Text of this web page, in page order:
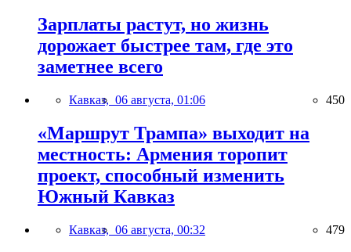
Зарплаты растут, но жизнь
дорожает быстрее там, где это
заметнее всего
Кавказ, 06 августа, 01:06 450
«Маршрут Трампа» выходит на
местность: Армения торопит
проект, способный изменить
Южный Кавказ
Кавказ, 06 августа, 00:32 479